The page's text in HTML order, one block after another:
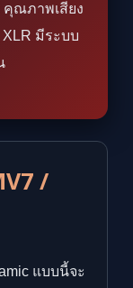
ณภาพเสียง
XLR มีระบบ
/
แบบนี้จะ